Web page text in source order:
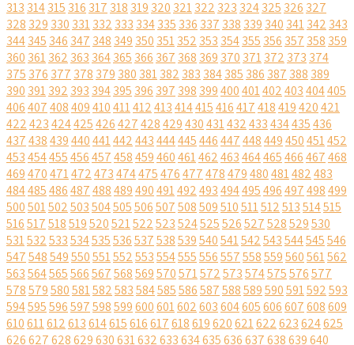
313 314315 316 317 318 319 320 321322 323 324325 326 327
328 329 330 331332 333 334335 336 337 338 339 340 341342 343
344345 346 347 348 349 350 351352 353 354355 356 357 358 359
360 361362 363 364365 366 367 368 369 370 371372 373 374
375 376 377 378 379 380 381382 383 384385 386 387 388 389
390 391392 393 394395 396 397 398 399400401402403404405
406407408409410411412413414415416417418419420421
422423424425426427428429430431432433434435436
437438439440441442443444445446447448449450451452
453454455456457458459460461462463464465466467468
469470471472473474475476477478479480481482483
484485486487488489490491492493494495496497498499
500501502503504505506507508509510511512513514515
516517518519520521522523524525526527528529530
531532533534535536537538539540541542543544545546
547548549550551552553554555556557558559560561562
563564565566567568569570571572573574575576577
578579580581582583584585586587588589590591592593
594595596597598599600601602603604605606607608609
610611612613614615616617618619620621622623624625
626627628629630631632633634635636637638639640